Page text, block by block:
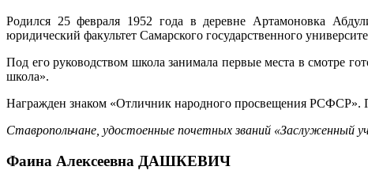
Родился 25 февраля 1952 года в деревне Артамоновка
юридический факультет Самарского государственного
Под его руководством школа занимала первые места в смотре
школа».
Награжден знаком «Отличник народного просвещения РСФСР».
Ставропольчане, удостоенные почетных званий «Заслуженный
Фаина Алексеевна ДАШКЕВИЧ